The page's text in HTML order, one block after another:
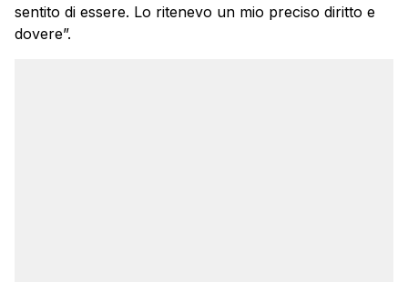
sentito di essere. Lo ritenevo un mio preciso diritto e
dovere”.